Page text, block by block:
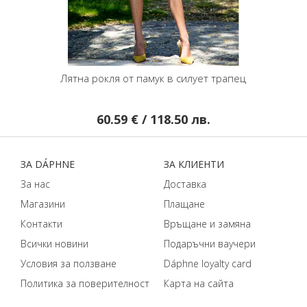
Лятна рокля от памук в силует трапец
60.59 € / 118.50 лв.
ЗA DÁPHNЕ
За нас
Магазини
Контакти
Всички новини
Условия за ползване
Политика за поверителност
ЗA КЛИЕНТИ
Доставка
Плащане
Връщане и замяна
Подаръчни ваучери
Dáphnе loyalty card
Карта на сайта